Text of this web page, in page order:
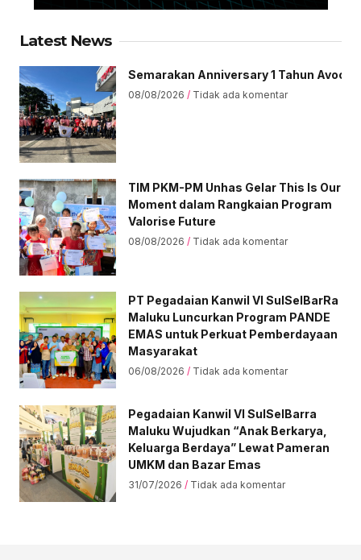
Latest News
Semarakan Anniversary 1 Tahun
08/08/2026 Tidak ada komentar
TIM PKM-PM Unhas Gelar This Is Our
Moment dalam Rangkaian Program
Valorise Future
08/08/2026 Tidak ada komentar
PT Pegadaian Kanwil VI SulSelBarRa
Maluku Luncurkan Program PANDE
EMAS untuk Perkuat Pemberdayaan
Masyarakat
06/08/2026 Tidak ada komentar
Pegadaian Kanwil VI SulSelBarra
Maluku Wujudkan “Anak Berkarya,
Keluarga Berdaya” Lewat Pameran
UMKM dan Bazar Emas
31/07/2026 Tidak ada komentar